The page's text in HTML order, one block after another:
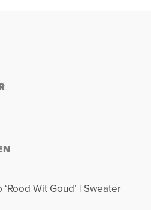
Wit Goud’ | Sweater